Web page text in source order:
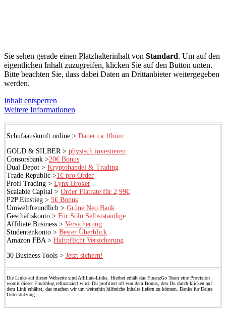
Sie sehen gerade einen Platzhalterinhalt von Standard. Um auf den
eigentlichen Inhalt zuzugreifen, klicken Sie auf den Button unten.
Bitte beachten Sie, dass dabei Daten an Drittanbieter weitergegeben
werden.
Inhalt entsperren
Weitere Informationen
Schufaauskunft online > Dauer ca.10min
GOLD & SILBER > physisch investieren
Consorsbank >20€ Bonus
Dual Depot > Kryptohandel & Trading
Trade Republic >1€ pro Order
Profi Trading > Lynx Broker
Scalable Capital > Order Flatrate für 2,99€
P2P Einstieg > 5€ Bonus
Umweltfreundlich > Grüne Neo Bank
Geschäftskonto > Für Solo Selbstständige
Affiliate Business > Versicherung
Studentenkonto > Bester Überblick
Amazon FBA > Haftpflicht Versicherung
30 Business Tools > Jetzt sichern!
Die Links auf dieser Webseite sind Affiliate-Links. Hierbei erhält das FinanzGo Team eine Provision
womit dieser Finazblog refinanziert wird. Du profitiert oft von dem Bonus, den Du durch klicken auf
dem Link erhältst, das machen wir um weiterhin hilfreiche Inhalte liefern zu können. Danke für Deine
Unterstützung